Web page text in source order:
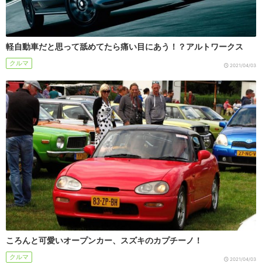
軽自動車だと思って舐めてたら痛い目にあう！？アルトワークス
クルマ 2021/04/03
ころんと可愛いオープンカー、スズキのカプチーノ！
クルマ 2021/04/03